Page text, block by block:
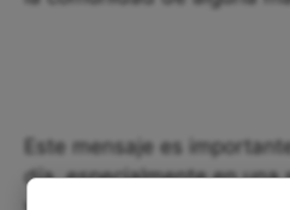
Este mensaje es
día, especialmente en una